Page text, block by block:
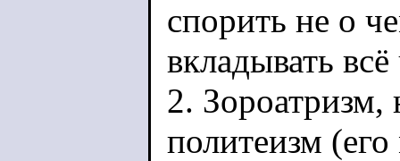
спорить не о
вкладывать
2. Зороатризм,
политеизм